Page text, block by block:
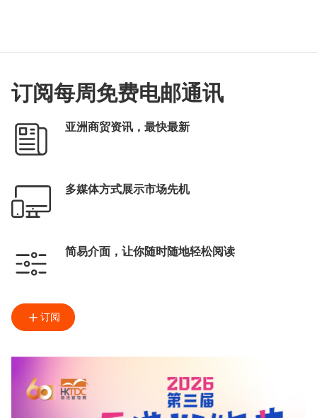
订阅每周免费电邮通讯
亚洲商贸资讯，最快最新
多媒体方式展示市场先机
简易介面，让你随时随地轻松阅读
订阅